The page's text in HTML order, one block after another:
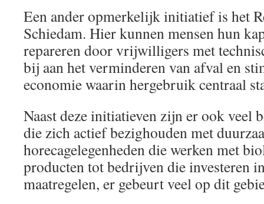
Een ander opmerkelijk initiatief is het
Schiedam. Hier kunnen mensen hun
repareren door vrijwilligers met
bij aan het verminderen van afval en
economie waarin hergebruik centraal
Naast deze initiatieven zijn er ook veel
die zich actief bezighouden met
horecagelegenheden die werken met
producten tot bedrijven die investeren
maatregelen, er gebeurt veel op dit